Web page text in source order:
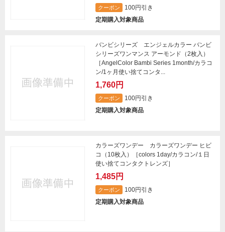
クーポン
100円引き
定期購入対象商品
バンビシリーズ エンジェルカラー バンビ
シリーズワンマンス アーモンド（2枚入）
［AngelColor Bambi Series 1month/カラコ
ン/1ヶ月使い捨てコンタ...
1,760円
クーポン
100円引き
定期購入対象商品
カラーズワンデー カラーズワンデー ヒビ
コ（10枚入）［colors 1day/カラコン/１日
使い捨てコンタクトレンズ］
1,485円
クーポン
100円引き
定期購入対象商品